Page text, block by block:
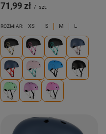
71,99 zł / szt.
ROZMIAR: XS S M L